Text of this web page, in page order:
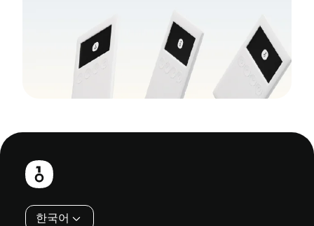
보
한국어